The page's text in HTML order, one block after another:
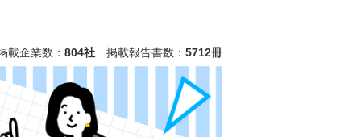
載企業数： 804社 掲載報告書数： 5712冊